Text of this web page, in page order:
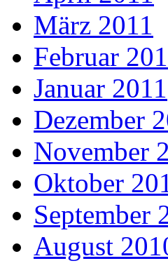
März 2011
Februar
Januar 2011
Dezember
November
Oktober
September
August